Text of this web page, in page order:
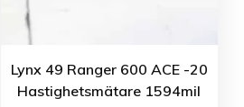
Lynx 49 Ranger 600 ACE -20
Hastighetsmätare 1594mil